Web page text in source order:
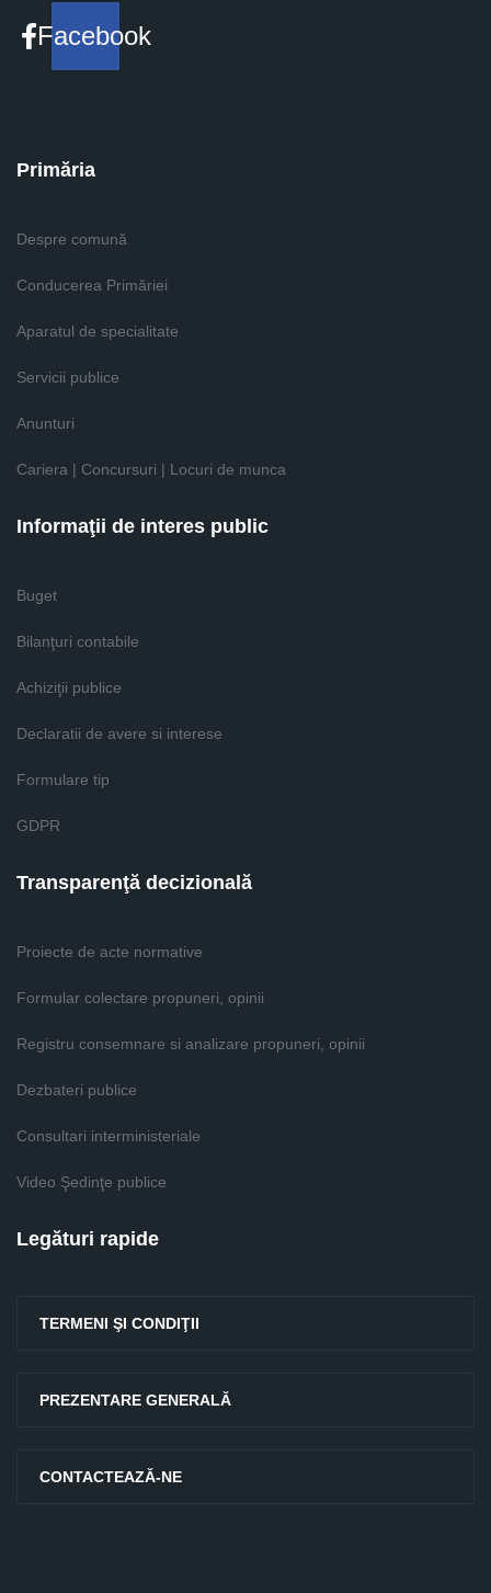
Facebook
Primăria
Despre comună
Conducerea Primăriei
Aparatul de specialitate
Servicii publice
Anunturi
Cariera | Concursuri | Locuri de munca
Informaţii de interes public
Buget
Bilanţuri contabile
Achiziţii publice
Declaratii de avere si interese
Formulare tip
GDPR
Transparenţă decizională
Proiecte de acte normative
Formular colectare propuneri, opinii
Registru consemnare si analizare propuneri, opinii
Dezbateri publice
Consultari interministeriale
Video Şedinţe publice
Legături rapide
TERMENI ŞI CONDIŢII
PREZENTARE GENERALĂ
CONTACTEAZĂ-NE